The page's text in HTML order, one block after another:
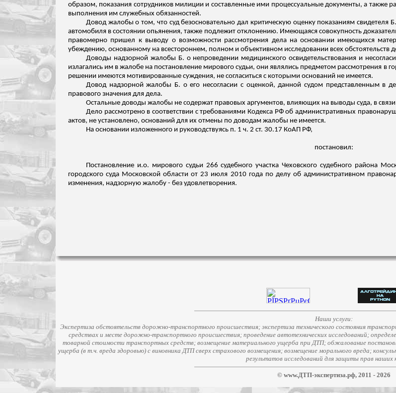
образом, показания сотрудников милиции и составленные ими процессуальные документы, а
выполнения им служебных обязанностей.
Довод жалобы о том, что суд безосновательно дал критическую оценку показаниям свидетеля
автомобиля в состоянии опьянения, также подлежит отклонению. Имеющаяся совокупность
правомерно пришел к выводу о возможности рассмотрения дела на основании имеющихся
убеждению, основанному на всестороннем, полном и объективном исследовании всех обстоятельств
Доводы надзорной жалобы Б. о непроведении медицинского освидетельствования и
излагались им в жалобе на постановление мирового судьи, они являлись предметом рассмотрения в
решении имеются мотивированные суждения, не согласиться с которыми оснований не имеется.
Довод надзорной жалобы Б. о его несогласии с оценкой, данной судом представленным в
правового значения для дела.
Остальные доводы жалобы не содержат правовых аргументов, влияющих на выводы суда, в
Дело рассмотрено в соответствии с требованиями Кодекса РФ об административных
актов, не установлено, оснований для их отмены по доводам жалобы не имеется.
На основании изложенного и руководствуясь п. 1 ч. 2 ст. 30.17 КоАП РФ,
постановил:
Постановление и.о. мирового судьи 266 судебного участка Чеховского судебного района
городского суда Московской области от 23 июля 2010 года по делу об административном
изменения, надзорную жалобу - без удовлетворения.
Наши услуги:
Экспертиза обстоятельств дорожно-транспортного происшествия; экспертиза технического состояния
средствах и месте дорожно-транспортного происшествия; проведение автотехнических исследований;
товарной стоимости транспортных средств; возмещение материального ущерба при ДТП; обжалование
ущерба (в т.ч. вреда здоровью) с виновника ДТП сверх страхового возмещения; возмещение морального вреда;
результатов исследований для защиты прав наших
© www.ДТП-экспертиза.рф, 2011 - 2026